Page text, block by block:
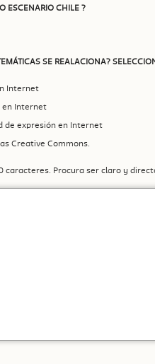
ESCENARIO CHILE ?
SE REALACIONA?
Internet
en Internet
de expresión en Internet
Creative Commons.
caracteres. Procura ser claro y